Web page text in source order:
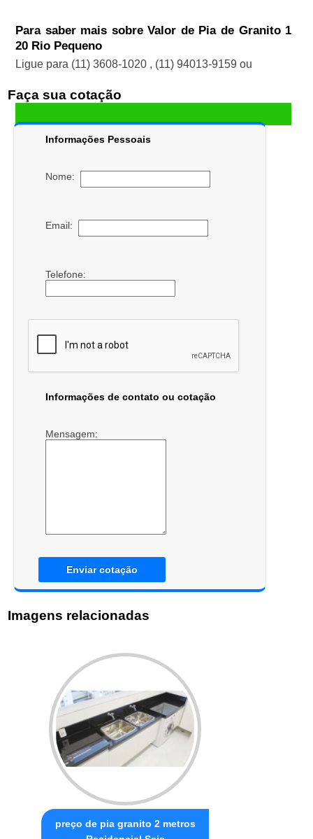
Para saber mais sobre Valor de Pia de Granito 1
20 Rio Pequeno
Ligue para (11) 3608-1020 , (11) 94013-9159 ou
Faça sua cotação
Informações Pessoais
Nome:
Email:
Telefone:
Informações de contato ou cotação
Mensagem:
Enviar cotação
Imagens relacionadas
preço de pia granito 2 metros